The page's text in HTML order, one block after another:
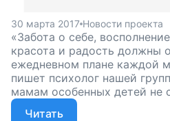
30 марта 2017 Новости проекта
«Забота о себе,
красота и радость должны
ежедневном плане каждой
пишет психолог нашей
мамам особенных детей не
сохранить силы,
Читать